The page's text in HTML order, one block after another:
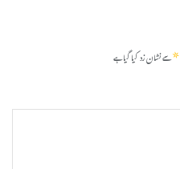
*سے نشان زد کیا گیا ہے